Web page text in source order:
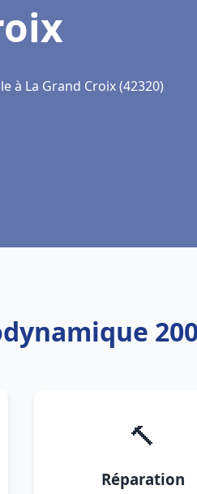
à La Grand Croix (42320)
🔨
Réparation